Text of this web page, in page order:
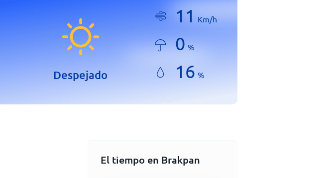
Despejado
11 Km/h
0 %
16 %
El tiempo en Brakpan